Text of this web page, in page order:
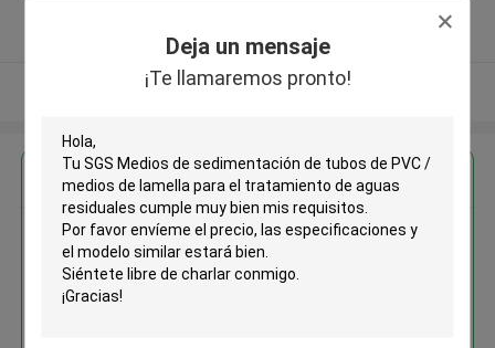
Deja un mensaje
¡Te llamaremos pronto!
Proveedor verificado
Vea más
Obtenga el mejor precio por
SGS Medios de sedimentación
de tubos de PVC / medios de